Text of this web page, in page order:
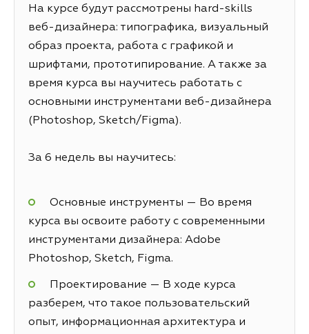
На курсе будут рассмотрены hard-skills
веб-дизайнера: типографика, визуальный
образ проекта, работа с графикой и
шрифтами, прототипирование. А также за
время курса вы научитесь работать с
основными инструментами веб-дизайнера
(Photoshop, Sketch/Figma).
За 6 недель вы научитесь:
Основные инструменты — Во время
курса вы освоите работу с современными
инструментами дизайнера: Adobe
Photoshop, Sketch, Figma.
Проектирование — В ходе курса
разберем, что такое пользовательский
опыт, информационная архитектура и